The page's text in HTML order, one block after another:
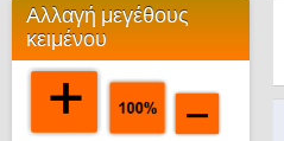
Αλλαγή μεγέθους
κειμένου